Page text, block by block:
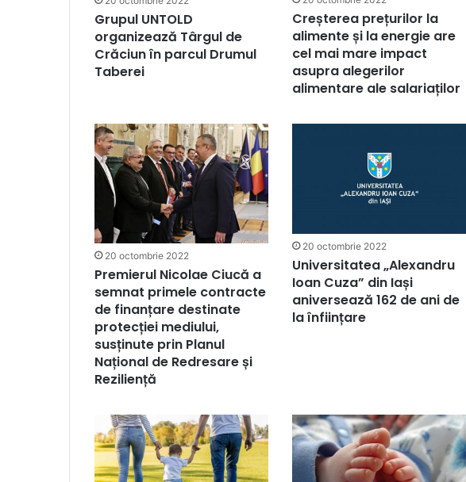
Grupul UNTOLD
organizează Târgul de
Crăciun în parcul Drumul
Taberei
Creșterea prețurilor la
alimente și la energie are
cel mai mare impact
asupra alegerilor
alimentare ale salariaților
20 octombrie 2022
Premierul Nicolae Ciucă a
semnat primele contracte
de finanțare destinate
protecției mediului,
susținute prin Planul
Național de Redresare și
Reziliență
20 octombrie 2022
Universitatea „Alexandru
Ioan Cuza” din Iași
aniversează 162 de ani de
la înființare